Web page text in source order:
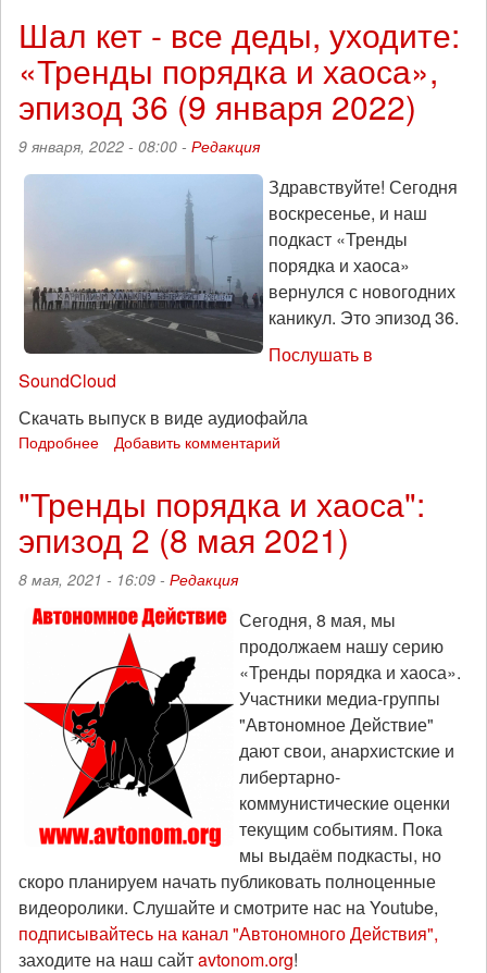
горах
военкоматах:
«Тренды
порядка
и
хаоса»,
мая)
Шал кет - все деды, уходите:
«Тренды порядка и хаоса»,
эпизод 36 (9 января 2022)
9 января, 2022 - 08:00 - Редакция
Здравствуйте! Сегодня
воскресенье, и наш
подкаст «Тренды
порядка и хаоса»
вернулся с новогодних
каникул. Это эпизод 36.
Послушать в
SoundCloud
Скачать выпуск в виде аудиофайла
Подробнее
все
деды,
уходите:
порядка
хаоса»,
эпизод
36
января
2022)
Добавить комментарий
"Тренды порядка и хаоса":
эпизод 2 (8 мая 2021)
8 мая, 2021 - 16:09 - Редакция
Сегодня, 8 мая, мы
продолжаем нашу серию
«Тренды порядка и хаоса».
Участники медиа-группы
"Автономное Действие"
дают свои, анархистские и
либертарно-
коммунистические оценки
текущим событиям. Пока
мы выдаём подкасты, но
скоро планируем начать публиковать полноценные
видеоролики. Слушайте и смотрите нас на Youtube,
подписывайтесь на канал "Автономного Действия",
заходите на наш сайтavtonom.org!